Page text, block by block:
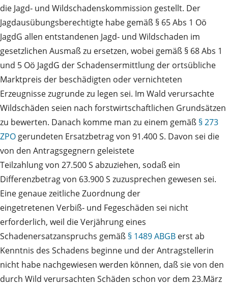
die Jagd‑ und Wildschadenskommission gestellt. Der
Jagdausübungsberechtigte habe gemäß § 65 Abs 1 Oö
JagdG allen entstandenen Jagd‑ und Wildschaden im
gesetzlichen Ausmaß zu ersetzen, wobei gemäß § 68 Abs 1
und 5 Oö JagdG der Schadensermittlung der ortsübliche
Marktpreis der beschädigten oder vernichteten
Erzeugnisse zugrunde zu legen sei. Im Wald verursachte
Wildschäden seien nach forstwirtschaftlichen Grundsätzen
zu bewerten. Danach komme man zu einem gemäß § 273
ZPO gerundeten Ersatzbetrag von 91.400 S. Davon sei die
von den Antragsgegnern geleistete
Teilzahlung von 27.500 S abzuziehen, sodaß ein
Differenzbetrag von 63.900 S zuzusprechen gewesen sei.
Eine genaue zeitliche Zuordnung der
eingetretenen Verbiß‑ und Fegeschäden sei nicht
erforderlich, weil die Verjährung eines
Schadenersatzanspruchs gemäß § 1489 ABGB erst ab
Kenntnis des Schadens beginne und der Antragstellerin
nicht habe nachgewiesen werden können, daß sie von den
durch Wild verursachten Schäden schon vor dem 23.März